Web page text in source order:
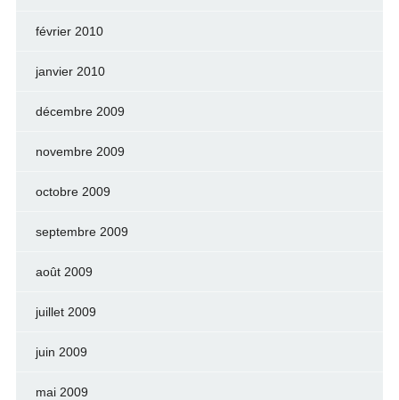
février 2010
janvier 2010
décembre 2009
novembre 2009
octobre 2009
septembre 2009
août 2009
juillet 2009
juin 2009
mai 2009